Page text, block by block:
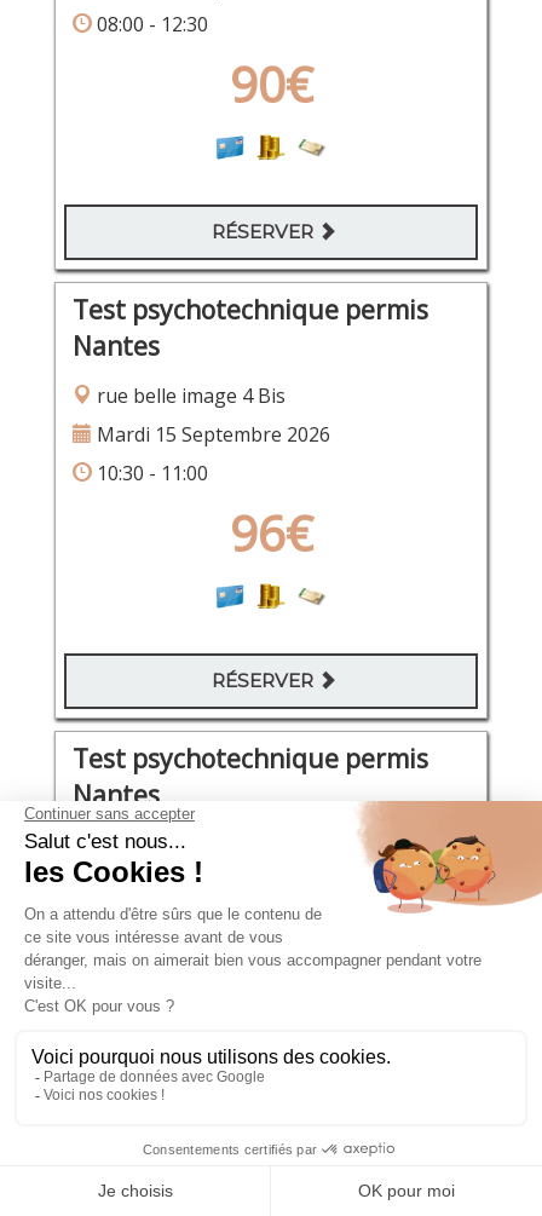
08:00 - 12:30
90€
RÉSERVER
Test psychotechnique permis
Nantes
rue belle image 4 Bis
Mardi 15 Septembre 2026
10:30 - 11:00
96€
RÉSERVER
Test psychotechnique permis
Nantes
rue belle image 4 Bis
Mardi 15 Septembre 2026
11:00 - 11:30
96€
Test psychotechnique permis